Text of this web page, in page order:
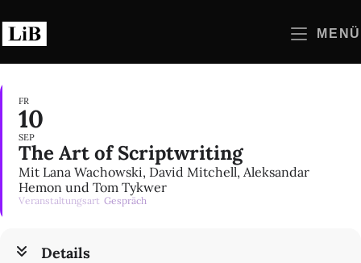
Inhalt
springen
MENÜ
FR
10
SEP
The Art of Scriptwriting
Mit Lana Wachowski, David Mitchell, Aleksandar
Hemon und Tom Tykwer
Veranstaltungsart Gespräch
Details